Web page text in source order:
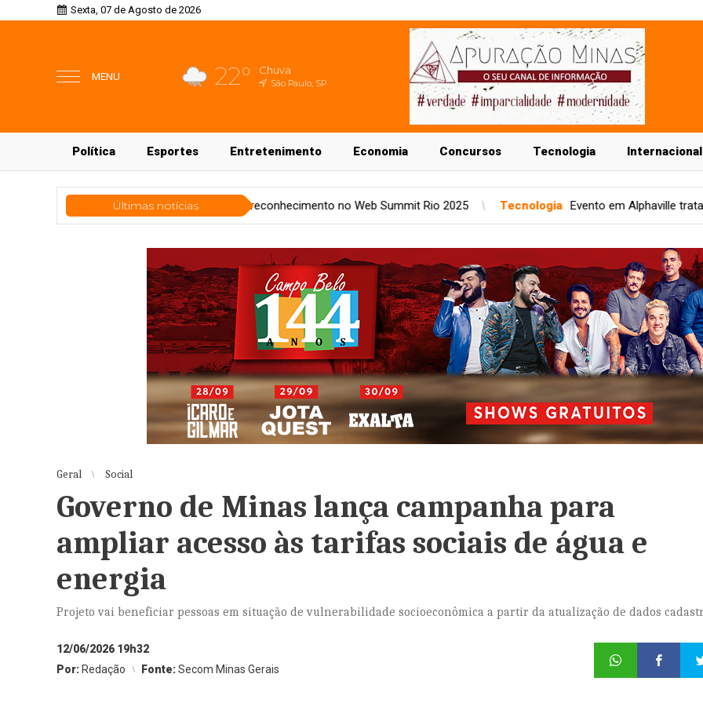
Sexta, 07 de Agosto de 2026
MENU 22° Chuva
São Paulo, SP
Política Esportes Entretenimento Economia Concursos Tecnologia Internacional
Últimas notícias
Life Genomics recebe reconhecimento no Web Summit Rio 2025 Tecnologia Evento em Alphaville trata YouTube como ativo
Geral Social
Governo de Minas lança campanha para
ampliar acesso às tarifas sociais de água e
energia
Projeto vai beneficiar pessoas em situação de vulnerabilidade socioeconômica a partir da atualização de dados
12/06/2026 19h32
Por: Redação Fonte:Secom Minas Gerais